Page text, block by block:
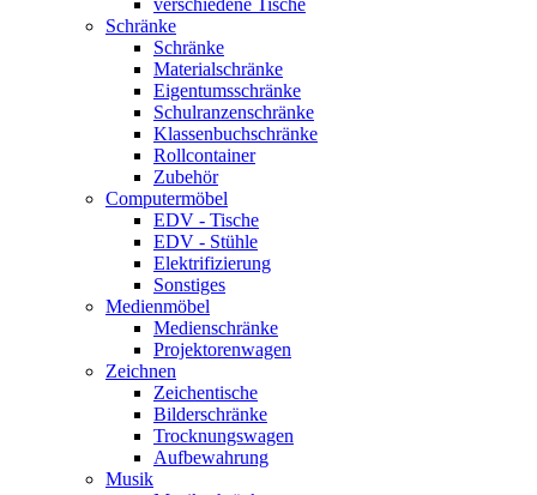
Schränke
Schränke
Materialschränke
Eigentumsschränke
Schulranzenschränke
Klassenbuchschränke
Rollcontainer
Zubehör
Computermöbel
EDV - Tische
EDV - Stühle
Elektrifizierung
Sonstiges
Medienmöbel
Medienschränke
Projektorenwagen
Zeichnen
Zeichentische
Bilderschränke
Trocknungswagen
Aufbewahrung
Musik